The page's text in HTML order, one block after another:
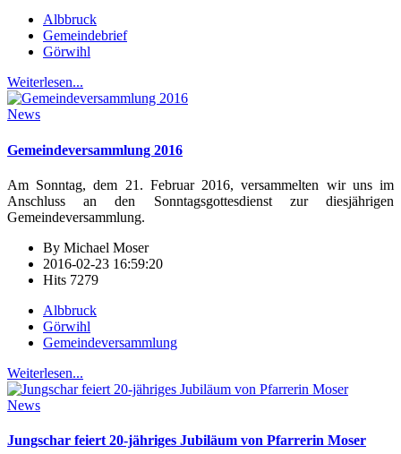
Albbruck
Gemeindebrief
Görwihl
Weiterlesen...
News
Gemeindeversammlung 2016
Am Sonntag, dem 21. Februar 2016, versammelten wir uns im
Anschluss an den Sonntagsgottesdienst zur diesjährigen
Gemeindeversammlung.
By Michael Moser
2016-02-23 16:59:20
Hits 7279
Albbruck
Görwihl
Gemeindeversammlung
Weiterlesen...
News
Jungschar feiert 20-jähriges Jubiläum von Pfarrerin Moser